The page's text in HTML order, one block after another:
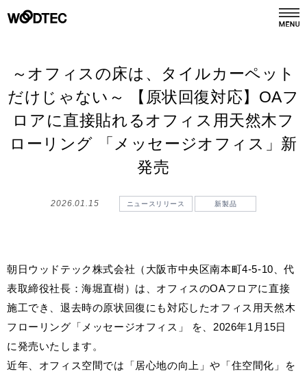
デジタルカタログ カタログ請求
商品情報 PRODUCTS
リフォーム REFORM
会社情報 COMPANY INFO
お客様窓口
～オフィスの床は、タイルカーペット
だけじゃない～ 【原状回復対応】OAフ
ロアに直接貼れるオフィス用天然木フ
ローリング 「メッセージオフィス」新
発売
2026.01.15 ニュースリリース 新製品
朝日ウッドテック株式会社（大阪市中央区南本町4-5-10、代
表取締役社⾧：海堀直樹）は、オフィスのOAフロアに直接
施工でき、退去時の原状回復にも対応したオフィス用天然木
フローリング「メッセージオフィス」 を、2026年1月15日
に発売いたします。
近年、オフィス空間では「居心地の向上」や「住空間化」を